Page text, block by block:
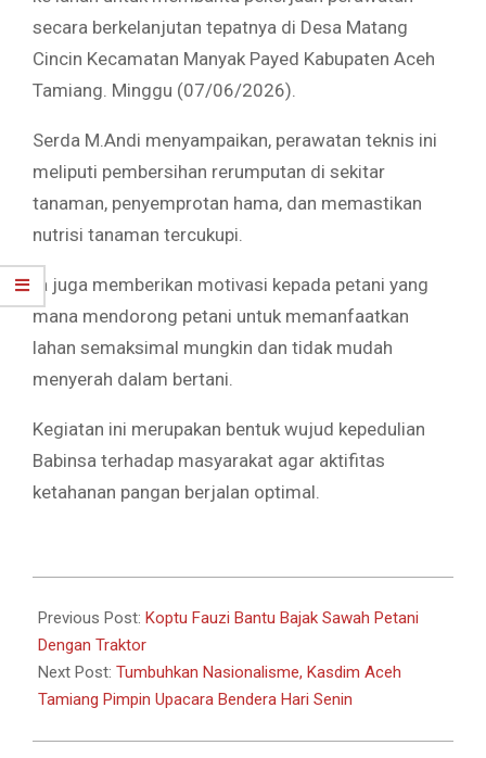
secara berkelanjutan tepatnya di Desa Matang
Cincin Kecamatan Manyak Payed Kabupaten Aceh
Tamiang. Minggu (07/06/2026).
Serda M.Andi menyampaikan, perawatan teknis ini
meliputi pembersihan rerumputan di sekitar
tanaman, penyemprotan hama, dan memastikan
nutrisi tanaman tercukupi.
Ia juga memberikan motivasi kepada petani yang
mana mendorong petani untuk memanfaatkan
lahan semaksimal mungkin dan tidak mudah
menyerah dalam bertani.
Kegiatan ini merupakan bentuk wujud kepedulian
Babinsa terhadap masyarakat agar aktifitas
ketahanan pangan berjalan optimal.
06-
07
Previous Post: Koptu Fauzi Bantu Bajak Sawah Petani
Dengan Traktor
Next Post: Tumbuhkan Nasionalisme, Kasdim Aceh
Tamiang Pimpin Upacara Bendera Hari Senin